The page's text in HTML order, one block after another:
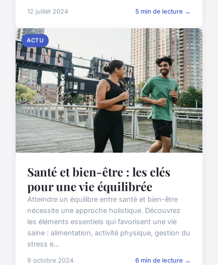
12 juillet 2024 5 min de lecture →
ACTU
Santé et bien-être : les clés
pour une vie équilibrée
Atteindre un équilibre entre santé et bien-être
nécessite une approche holistique. Découvrez
les éléments essentiels qui favorisent une vie
saine : alimentation, activité physique, gestion du
stress e...
9 octobre 2024 6 min de lecture →